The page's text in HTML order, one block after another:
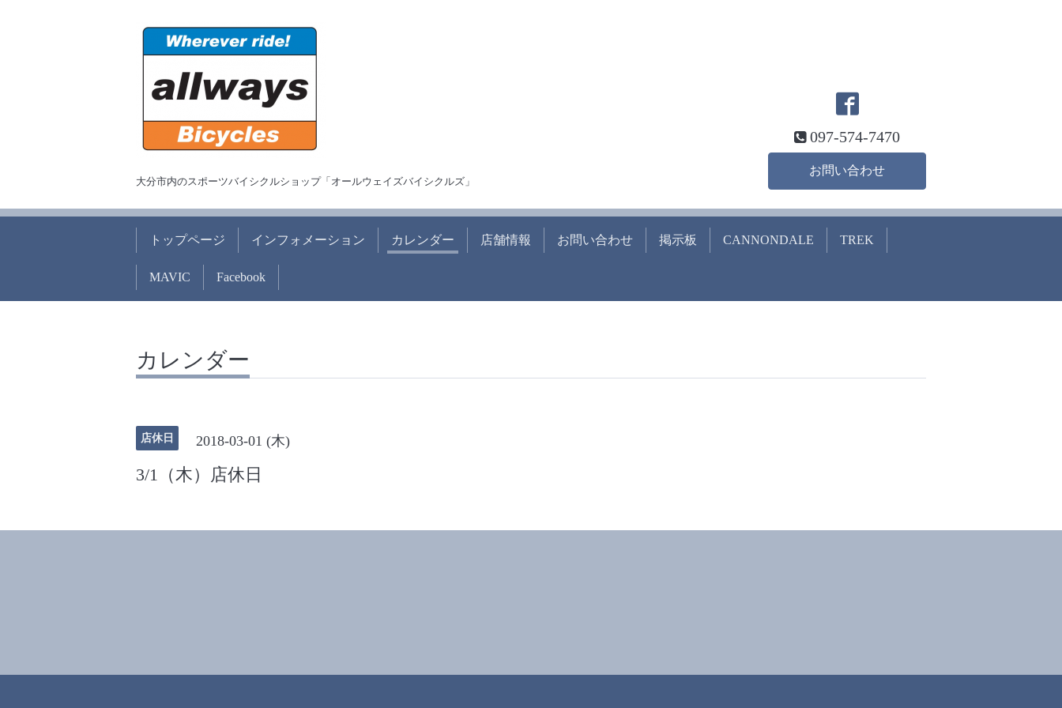
大分市内のスポーツバイシクルショップ「オールウェイズバイシクルズ」
097-574-7470
お問い合わせ
トップページ インフォメーション カレンダー 店舗情報 お問い合わせ 掲示板 CANNONDALE TREK
MAVIC Facebook
カレンダー
店休日 2018-03-01 (木)
3/1（木）店休日